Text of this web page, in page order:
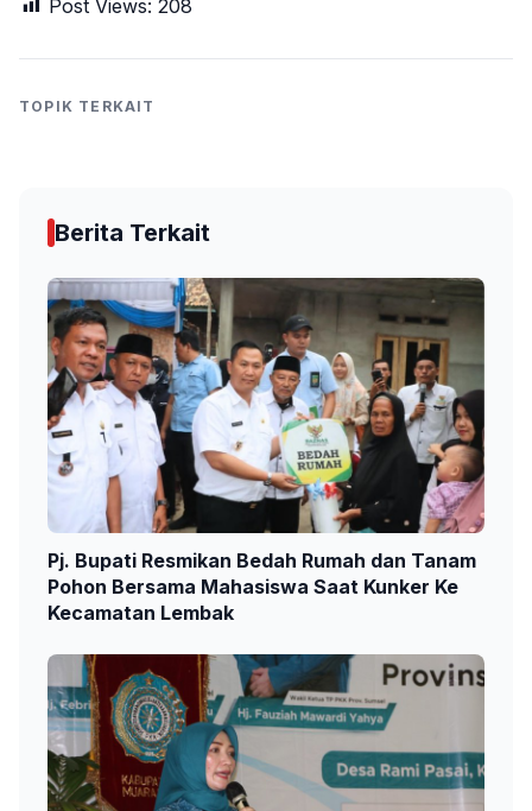
Post Views: 208
TOPIK TERKAIT
Berita Terkait
Pj. Bupati Resmikan Bedah Rumah dan Tanam
Pohon Bersama Mahasiswa Saat Kunker Ke
Kecamatan Lembak